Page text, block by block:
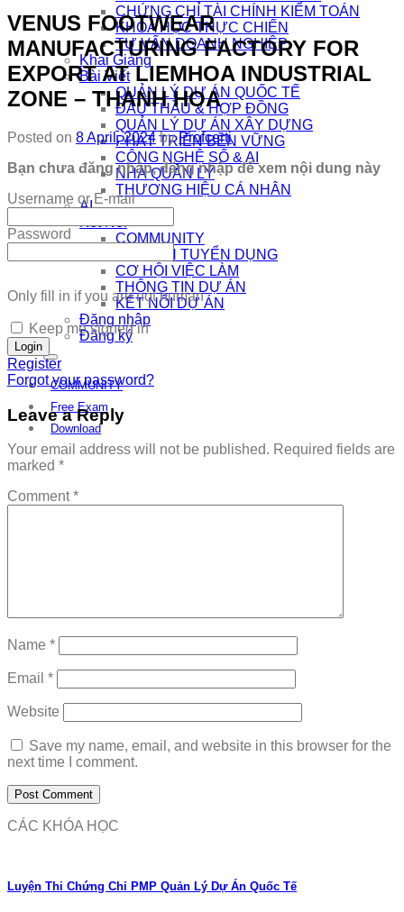
CHỨNG CHỈ TÀI CHÍNH KIỂM TOÁN
KHÓA HỌC THỰC CHIẾN
TƯ VẤN DOANH NGHIỆP
Khai Giảng
Bài Viết
QUẢN LÝ DỰ ÁN QUỐC TẾ
ĐẤU THẦU & HỢP ĐỒNG
QUẢN LÝ DỰ ÁN XÂY DỰNG
PHÁT TRIỂN BỀN VỮNG
CÔNG NGHỆ SỐ & AI
NHÀ QUẢN LÝ
THƯƠNG HIỆU CÁ NHÂN
AI
Kết Nối
COMMUNITY
EDTECH TUYỂN DỤNG
CƠ HỘI VIỆC LÀM
THÔNG TIN DỰ ÁN
KẾT NỐI DỰ ÁN
Đăng nhập
Đăng ký
COMMUNITY
Free Exam
Download
VENUS FOOTWEAR
MANUFACTURING FACTORY FOR
EXPORT AT LIEMHOA INDUSTRIAL
ZONE – THANH HOA
Posted on 8 April, 2024 byProfcerti
Bạn chưa đăng nhập, đăng nhập để xem nội dung này
Username or E-mail
Password
Only fill in if you are not human
Keep me signed in
Register
Forgot your password?
Leave a Reply
Your email address will not be published. Required fields are
marked *
Comment*
Name *
Email *
Website
Save my name, email, and website in this browser for the
next time I comment.
CÁC KHÓA HỌC
Luyện Thi Chứng Chỉ PMP Quản Lý Dự Án Quốc Tế